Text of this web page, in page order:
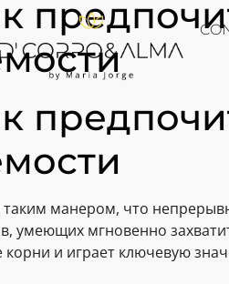
таким манером, что
умеющих мгновенно
и играет ключевую